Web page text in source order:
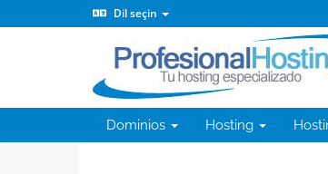
Dil seçin
Dominios Hosting